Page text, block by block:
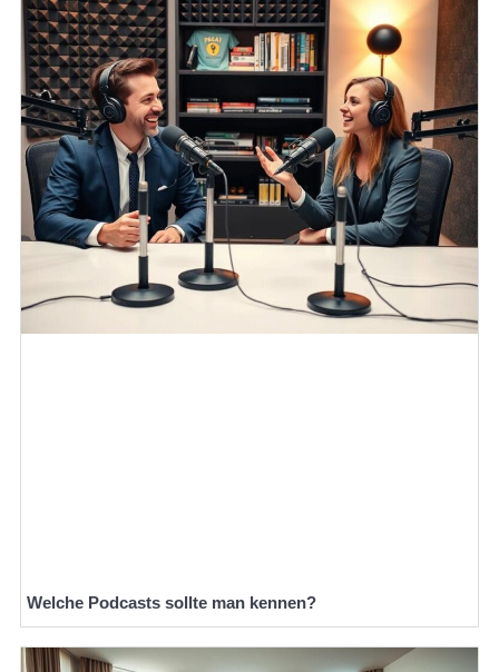
Welche Podcasts sollte man kennen?